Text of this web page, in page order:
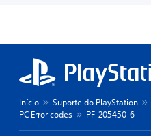
Início Suporte do PlayStation
PC Error codes
PF-205450-6